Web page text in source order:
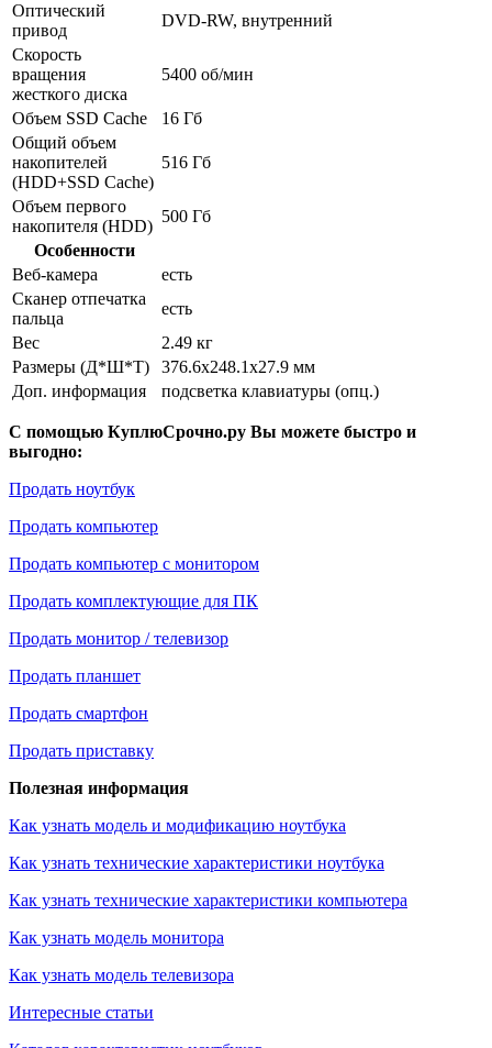
Оптический
привод
DVD-RW, внутренний
Скорость
вращения
жесткого диска
5400 об/мин
Объем SSD Cache
16 Гб
Общий объем
накопителей
(HDD+SSD Cache)
516 Гб
Объем первого
накопителя (HDD)
500 Гб
Особенности
Веб-камера
есть
Сканер отпечатка
пальца
есть
Вес
2.49 кг
Размеры (Д*Ш*Т)
376.6x248.1x27.9 мм
Доп. информация
подсветка клавиатуры (опц.)
С помощью КуплюСрочно.ру Вы можете быстро и
выгодно:
Продать ноутбук
Продать компьютер
Продать компьютер с монитором
Продать комплектующие для ПК
Продать монитор / телевизор
Продать планшет
Продать смартфон
Продать приставку
Полезная информация
Как узнать модель и модификацию ноутбука
Как узнать технические характеристики ноутбука
Как узнать технические характеристики компьютера
Как узнать модель монитора
Как узнать модель телевизора
Интересные статьи